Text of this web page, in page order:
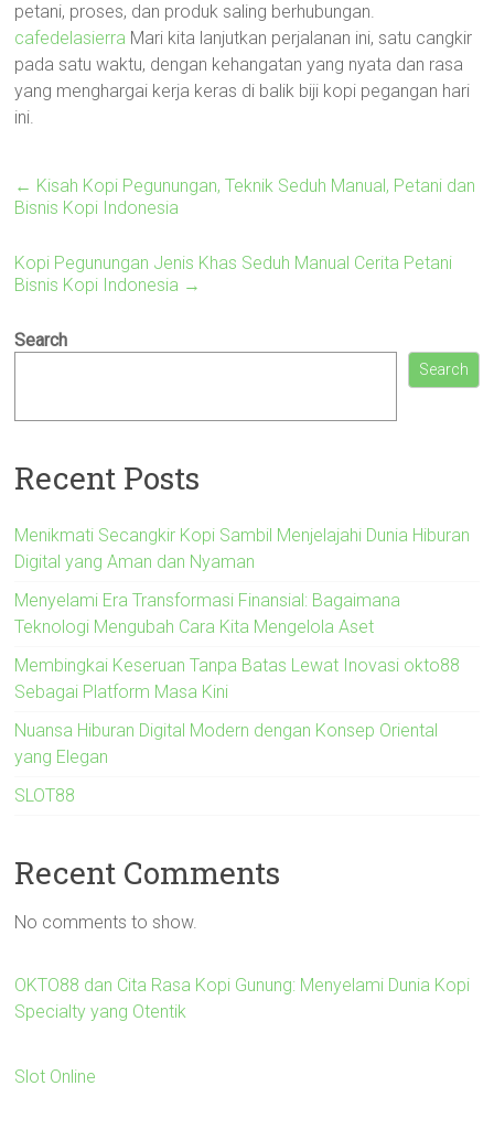
petani, proses, dan produk saling berhubungan.
cafedelasierra Mari kita lanjutkan perjalanan ini, satu cangkir
pada satu waktu, dengan kehangatan yang nyata dan rasa
yang menghargai kerja keras di balik biji kopi pegangan hari
ini.
← Kisah Kopi Pegunungan, Teknik Seduh Manual, Petani dan
Bisnis Kopi Indonesia
Kopi Pegunungan Jenis Khas Seduh Manual Cerita Petani
Bisnis Kopi Indonesia →
Search
Search
Recent Posts
Menikmati Secangkir Kopi Sambil Menjelajahi Dunia Hiburan
Digital yang Aman dan Nyaman
Menyelami Era Transformasi Finansial: Bagaimana
Teknologi Mengubah Cara Kita Mengelola Aset
Membingkai Keseruan Tanpa Batas Lewat Inovasi okto88
Sebagai Platform Masa Kini
Nuansa Hiburan Digital Modern dengan Konsep Oriental
yang Elegan
SLOT88
Recent Comments
No comments to show.
OKTO88 dan Cita Rasa Kopi Gunung: Menyelami Dunia Kopi
Specialty yang Otentik
Slot Online